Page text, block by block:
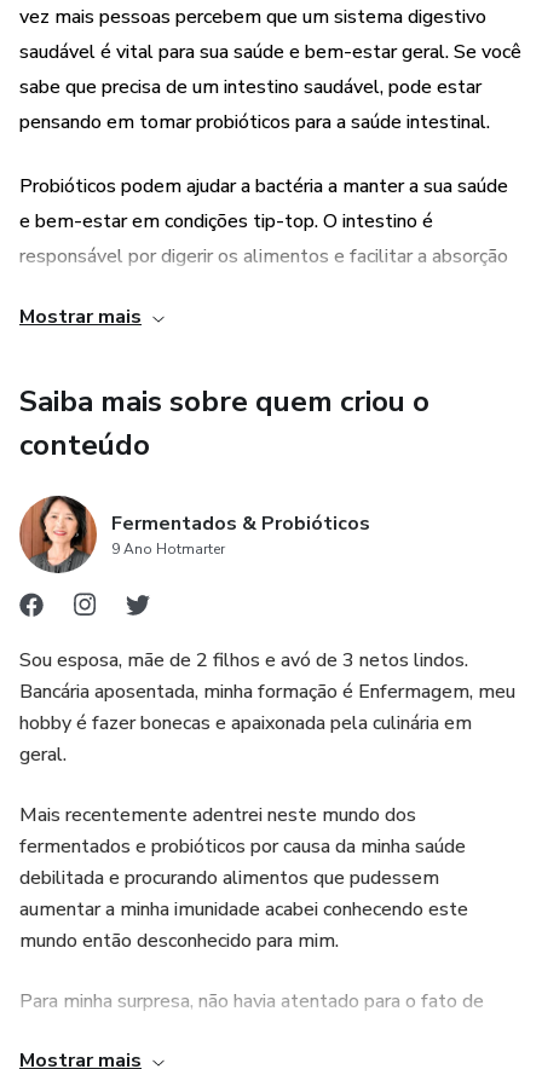
vez mais pessoas percebem que um sistema digestivo
saudável é vital para sua saúde e bem-estar geral. Se você
sabe que precisa de um intestino saudável, pode estar
pensando em tomar probióticos para a saúde intestinal.
Probióticos podem ajudar a bactéria a manter a sua saúde
e bem-estar em condições tip-top. O intestino é
responsável por digerir os alimentos e facilitar a absorção
elementos residuais do sistema.
Um desequilíbrio na composição e diversidade de micróbios
no intestino está relacionado a várias doenças e doenças
crônicas.
O consumo de probióticos é uma forma de ajudar a garantir
que sua microbiota intestinal permaneça equilibrada.
Mostrar mais
Saiba mais sobre quem criou o
conteúdo
Fermentados & Probióticos
9 Ano Hotmarter
Sou esposa, mãe de 2 filhos e avó de 3 netos lindos.
Bancária aposentada, minha formação é Enfermagem, meu
hobby é fazer bonecas e apaixonada pela culinária em
geral.
Mais recentemente adentrei neste mundo dos
fermentados e probióticos por causa da minha saúde
debilitada e procurando alimentos que pudessem
aumentar a minha imunidade acabei conhecendo este
mundo então desconhecido para mim.
Para minha surpresa, não havia atentado para o fato de
Mostrar mais